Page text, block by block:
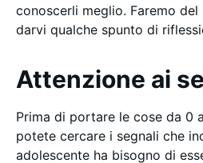
conoscerli meglio. Faremo
darvi qualche spunto di
Attenzione ai
Prima di portare le cose da 0
potete cercare i segnali che
adolescente ha bisogno di